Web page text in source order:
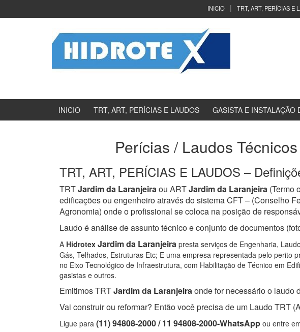
INICIO TRT, ART, PERÍCIAS E
INICIO TRT, ART, PERÍCIAS E LAUDOS GASISTA E INSTALAÇÃO
Perícias / Laudos
TRT, ART, PERÍCIAS E LAUDOS –
TRTJardim da Laranjeiraou ARTJardim da Laranjeira (Termo
edificações ou engenheiro através do sistema CFT – (Conselho
Agronomia) onde o profissional se coloca na posição de
Laudo é análise de assunto técnico e conjunto de documentos
A Hidrotex Jardim da Laranjeira presta serviços de Engenharia,
Gás, Telhados, Estruturas Etc; E uma empresa representada pelo perito
no Eixo Tecnológico de Infraestrutura, com Habilitação de Técnico em
gasistas e outros.
Emitimos TRTJardim da Laranjeiraonde for necessário o laudo
Vai construir ou reformar? Então você precisa de um Laudo TRT
Ligue para (11) 94808-2000 / 11 94808-2000-WhatsApp ou entre